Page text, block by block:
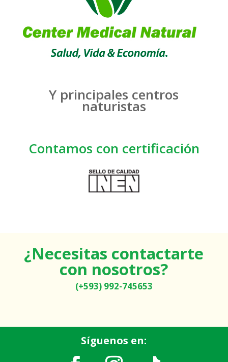
Y principales centros
naturistas
Contamos con certificación
¿Necesitas contactarte
con nosotros?
(+593) 992-745653
Síguenos en: